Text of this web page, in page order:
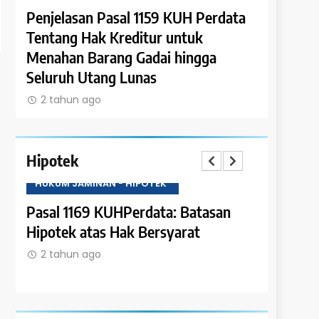
Penjelasan Pasal 1159 KUH Perdata
Tentang Hak Kreditur untuk
Menahan Barang Gadai hingga
Seluruh Utang Lunas
2 tahun ago
Hipotek
HUKUM JAMINAN - HIPOTEK
Pasal 1169 KUHPerdata: Batasan
Hipotek atas Hak Bersyarat
2 tahun ago